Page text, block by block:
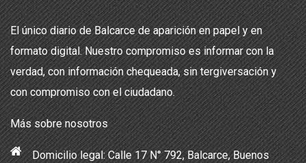
El único diario de Balcarce de aparición en papel y en
formato digital. Nuestro compromiso es informar con la
verdad, con información chequeada, sin tergiversación y
con compromiso con el ciudadano.
Más sobre nosotros
Domicilio legal: Calle 17 N° 792, Balcarce, Buenos